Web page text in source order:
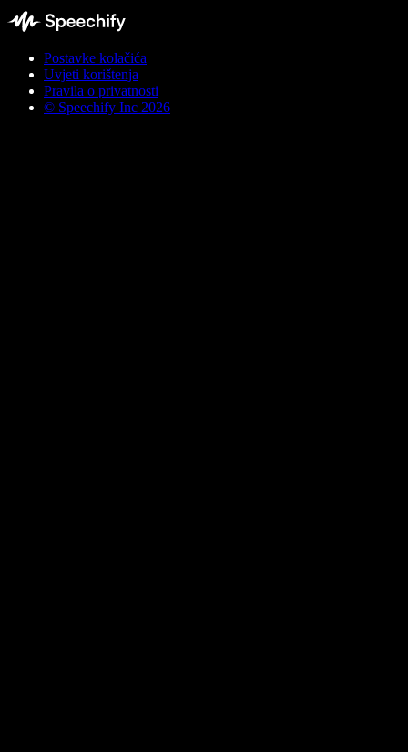
Postavke kolačića
Uvjeti korištenja
Pravila o privatnosti
© Speechify Inc 2026